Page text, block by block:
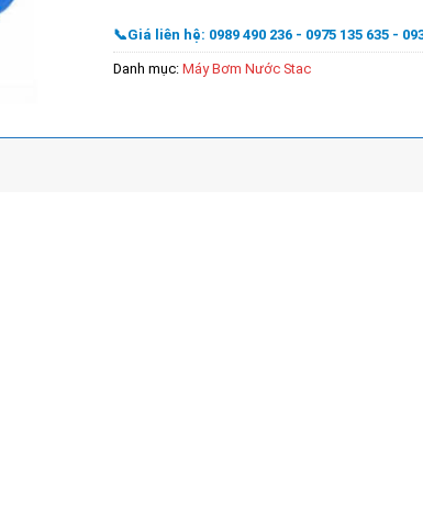
📞Giá liên hệ: 0989 490 236 - 0975 135 635 -
Danh mục: Máy Bơm Nước Stac